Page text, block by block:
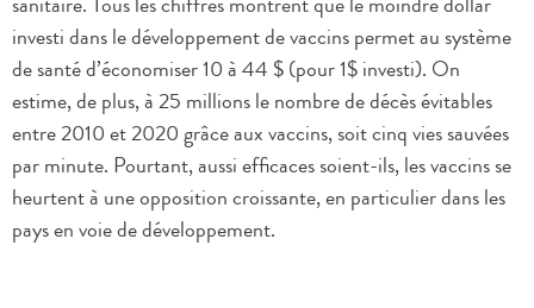
investi dans le développement de vaccins permet au système
de santé d’économiser 10 à 44 $ (pour 1$ investi). On
estime, de plus, à 25 millions le nombre de décès évitables
entre 2010 et 2020 grâce aux vaccins, soit cinq vies sauvées
par minute. Pourtant, aussi efficaces soient-ils, les vaccins se
heurtent à une opposition croissante, en particulier dans les
pays en voie de développement.